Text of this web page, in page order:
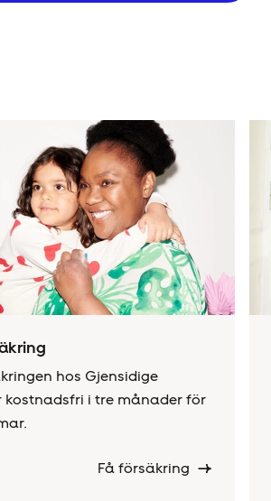
hos Gjensidige
kostnadsfri i tre månader för
Få försäkring